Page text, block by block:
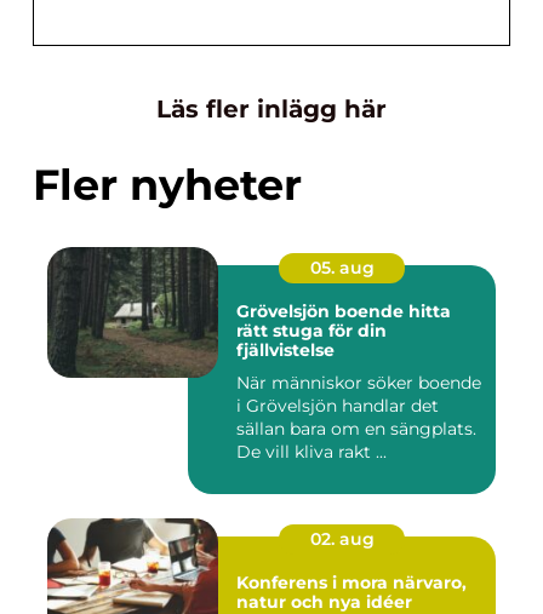
Läs fler inlägg här
Fler nyheter
05. aug
Grövelsjön boende hitta
rätt stuga för din
fjällvistelse
När människor söker boende
i Grövelsjön handlar det
sällan bara om en sängplats.
De vill kliva rakt ...
02. aug
Konferens i mora närvaro,
natur och nya idéer